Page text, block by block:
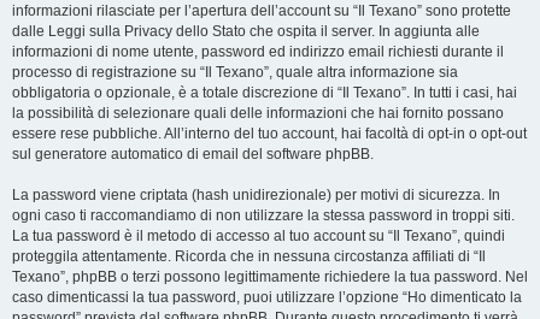
informazioni rilasciate per l’apertura dell’account su “Il Texano” sono protette
dalle Leggi sulla Privacy dello Stato che ospita il server. In aggiunta alle
informazioni di nome utente, password ed indirizzo email richiesti durante il
processo di registrazione su “Il Texano”, quale altra informazione sia
obbligatoria o opzionale, è a totale discrezione di “Il Texano”. In tutti i casi, hai
la possibilità di selezionare quali delle informazioni che hai fornito possano
essere rese pubbliche. All’interno del tuo account, hai facoltà di opt-in o opt-out
sul generatore automatico di email del software phpBB.
La password viene criptata (hash unidirezionale) per motivi di sicurezza. In
ogni caso ti raccomandiamo di non utilizzare la stessa password in troppi siti.
La tua password è il metodo di accesso al tuo account su “Il Texano”, quindi
proteggila attentamente. Ricorda che in nessuna circostanza affiliati di “Il
Texano”, phpBB o terzi possono legittimamente richiedere la tua password. Nel
caso dimenticassi la tua password, puoi utilizzare l’opzione “Ho dimenticato la